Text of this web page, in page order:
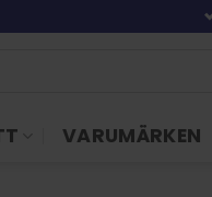
VARUMÄRKEN